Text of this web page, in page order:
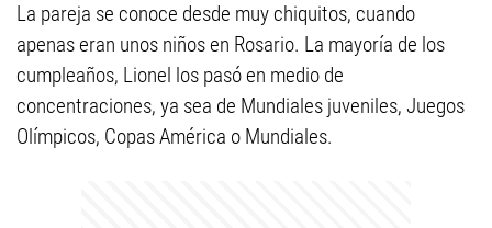
La pareja se conoce desde muy chiquitos, cuando
apenas eran unos niños en Rosario. La mayoría de los
cumpleaños, Lionel los pasó en medio de
concentraciones, ya sea de Mundiales juveniles, Juegos
Olímpicos, Copas América o Mundiales.